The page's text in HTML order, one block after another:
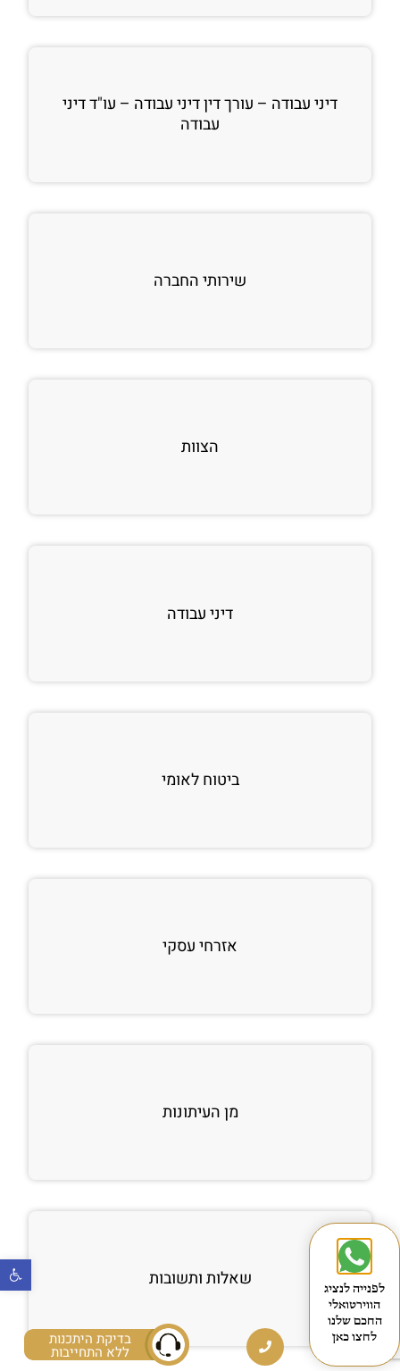
בדיקת היתכנות
ללא התחייבות
דיני עבודה – עורך דין דיני עבודה – עו"ד דיני
עבודה
שירותי החברה
הצוות
דיני עבודה
ביטוח לאומי
אזרחי עסקי
מן העיתונות
שאלות ותשובות
לפנייה לנציג
הווירטואלי
החכם שלנו
לחצו כאן